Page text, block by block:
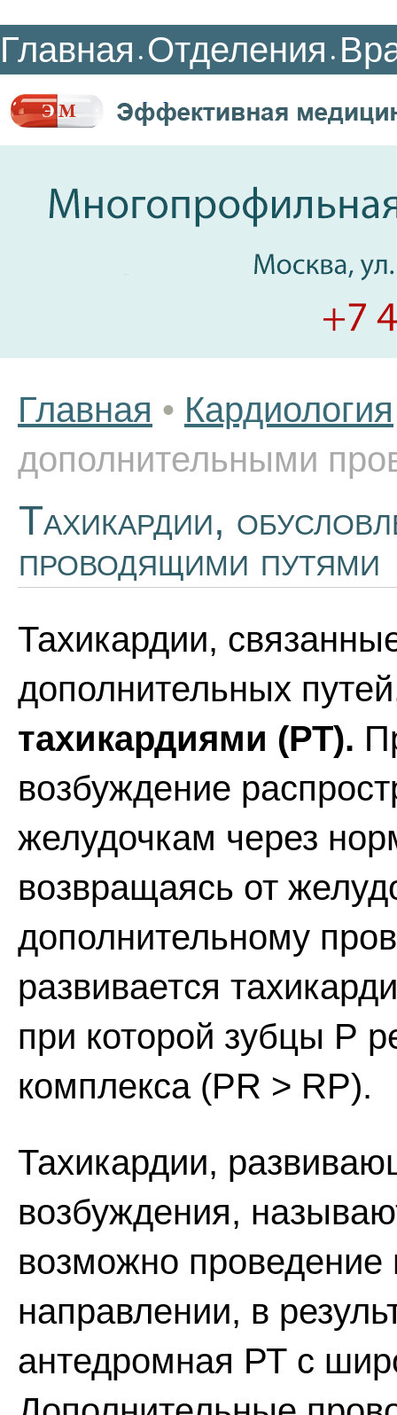
Главная • Отделения •
Главная • Кардиология
дополнительными
Тахикардии,
проводящими путями
Тахикардии,
дополнительных
тахикардиями (РТ).
возбуждение
желудочкам через
возвращаясь от
дополнительному
развивается
при которой зубцы Р
комплекса (PR > RP).
Тахикардии,
возбуждения,
возможно
направлении, в
антедромная РТ с